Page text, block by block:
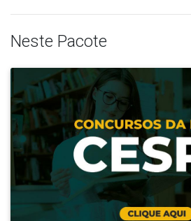
Neste Pacote